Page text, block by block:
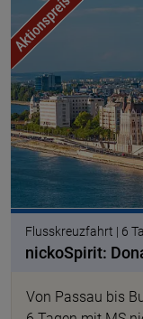
Flusskreuzfahrt | 6
nickoSpirit:
Von Passau bis